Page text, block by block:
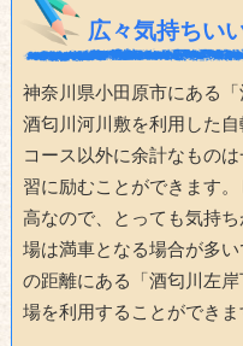
広々気持ちい
神奈川県小田原市にある
酒匂川河川敷を利用した
コース以外に余計なもの
習に励むことができます
高なので、とっても気持
場は満車となる場合が多
の距離にある「酒匂川左
場を利用することができま